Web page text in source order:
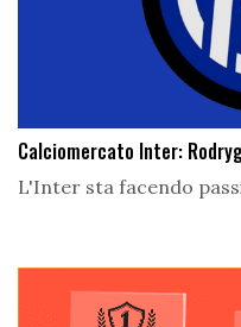
Calciomercato Inter:
L'Inter sta facendo